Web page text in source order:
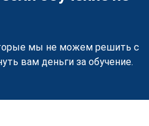
мы не можем решить с
вам деньги за обучение.